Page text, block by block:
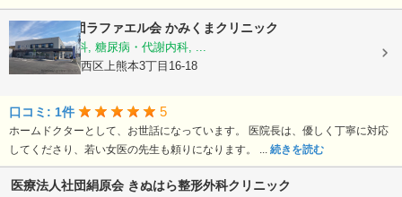
医療法人社団ラファエル会 かみくまクリニック
整形外科, 内科, 糖尿病・代謝内科, ...
熊本県熊本市西区上熊本3丁目16-18
口コミ: 1件 5
ホームドクターとして、お世話になっています。 医院長は、優しく丁寧に対応
してくださり、若い女医の先生も頼りになります。 ... 続きを読む
医療法人社団絹原会 きぬはら整形外科クリニック